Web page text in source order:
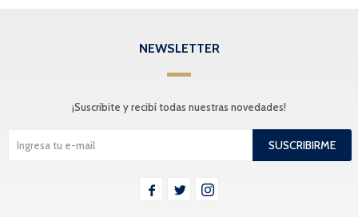
NEWSLETTER
¡Suscribite y recibí todas nuestras novedades!
SUSCRIBIRME
  